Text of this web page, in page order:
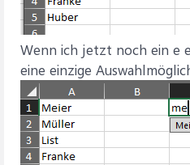
Wenn ich jetzt noch ein e
eine einzige